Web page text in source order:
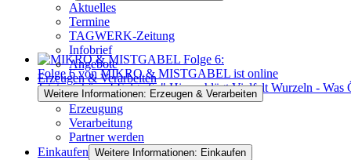
Folge 6 von MIKRO & MISTGABEL ist online
Jetzt reinhören! Folge 6: " Hier schlägt Vielfalt Wurzeln -
Aktuelles
Termine
TAGWERK-Zeitung
Infobrief
Angebote
Erzeugen & Verarbeiten
Weitere Informationen: Erzeugen & Verarbeiten
Erzeugung
Verarbeitung
Partner werden
Einkaufen Weitere Informationen: Einkaufen